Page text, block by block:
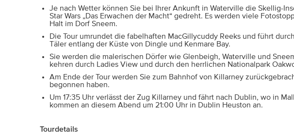
Je nach Wetter können Sie bei Ihrer Ankunft in Waterville die Skellig-
Star Wars „Das Erwachen der Macht“ gedreht. Es werden viele
Halt im Dorf Sneem.
Die Tour umrundet die fabelhaften MacGillycuddy Reeks und führt
Täler entlang der Küste von Dingle und Kenmare Bay.
Sie werden die malerischen Dörfer wie Glenbeigh, Waterville und
kehren durch Ladies View und durch den herrlichen Nationalpark
Am Ende der Tour werden Sie zum Bahnhof von Killarney
begonnen haben.
Um 17:35 Uhr verlässt der Zug Killarney und fährt nach Dublin, wo in
kommen an diesem Abend um 21:00 Uhr in Dublin Heuston an.
Tourdetails